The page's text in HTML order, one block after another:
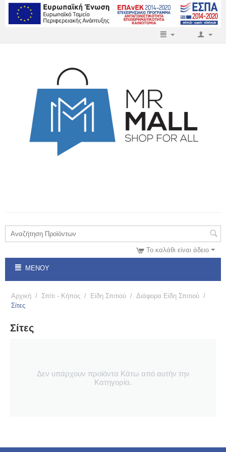
Το καλάθι είναι άδειο
ΜΕΝΟΎ
Αρχική / Σπίτι - Κήπος / Είδη Σπιτιού / Διάφορα Είδη Σπιτιού /
Σίτες
Σίτες
Δεν υπάρχουν προϊόντα Κάτω από αυτήν την
Κατηγορία.